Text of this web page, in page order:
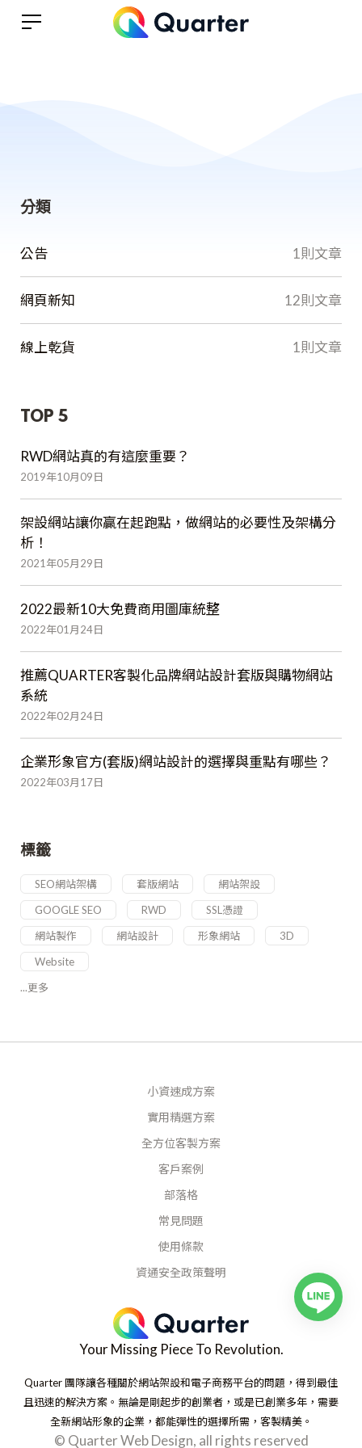
分類
公告 1則文章
網頁新知 12則文章
線上乾貨 1則文章
TOP 5
RWD網站真的有這麼重要？
2019年10月09日
架設網站讓你贏在起跑點，做網站的必要性及架構分
析！
2021年05月29日
2022最新10大免費商用圖庫統整
2022年01月24日
推薦QUARTER客製化品牌網站設計套版與購物網站
系統
2022年02月24日
企業形象官方(套版)網站設計的選擇與重點有哪些？
2022年03月17日
標籤
SEO網站架構 套版網站
網站架設
GOOGLE SEO
RWD
SSL憑證
網站製作
網站設計 形象網站
3D
Website
...更多
小資速成方案
實用精選方案
全方位客製方案
客戶案例
部落格
常見問題
使用條款
資通安全政策聲明
Your Missing Piece To Revolution.
Quarter 團隊讓各種關於網站架設和電子商務平台的問題，得到最佳
且迅速的解決方案。無論是剛起步的創業者，或是已創業多年，需要
全新網站形象的企業，都能彈性的選擇所需，客製精美。
© Quarter Web Design, all rights reserved